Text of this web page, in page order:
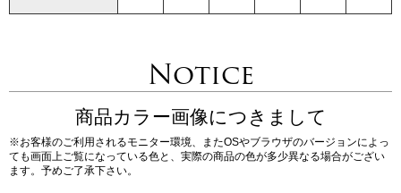
Notice
商品カラー画像につきまして
※お客様のご利用されるモニター環境、またOSやブラウザのバージョンによっ
ても画面上ご覧になっている色と、実際の商品の色が多少異なる場合がござい
ます。予めご了承下さい。